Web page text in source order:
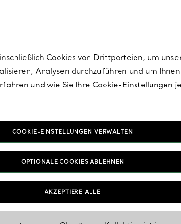
und
Ohrringe
Cookies von Drittparteien, um
Analysen durchzuführen und um
und wie Sie Ihre Cookie-Einstellungen
COOKIE-EINSTELLUNGEN VERWALTEN
OPTIONALE COOKIES ABLEHNEN
AKZEPTIERE ALLE